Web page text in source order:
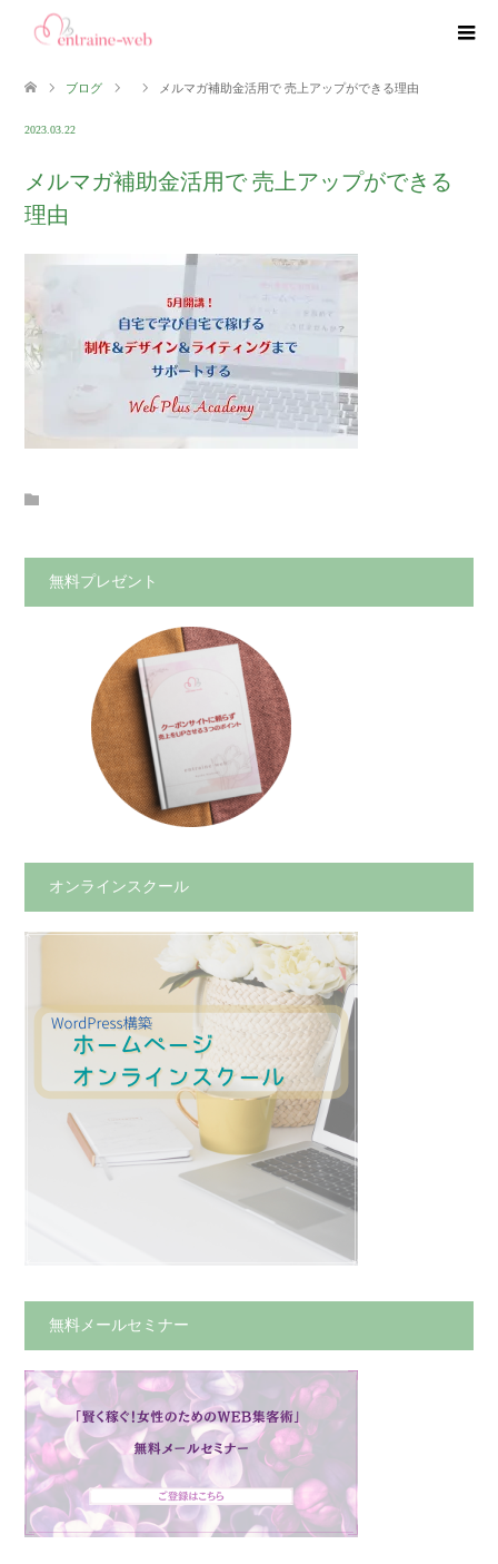
ブログ メルマガ補助金活用で 売上アップができる理由
2023.03.22
メルマガ補助金活用で 売上アップができる
理由
無料プレゼント
オンラインスクール
無料メールセミナー